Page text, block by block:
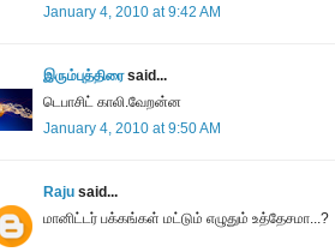
January 4, 2010 at 9:42 AM
இரும்புத்திரைsaid...
டெபாசிட் காலி.வேறன்ன
January 4, 2010 at 9:50 AM
Raju said...
மானிட்டர் பக்கங்கள் மட்டும் எழுதும் உத்தேசமா...?